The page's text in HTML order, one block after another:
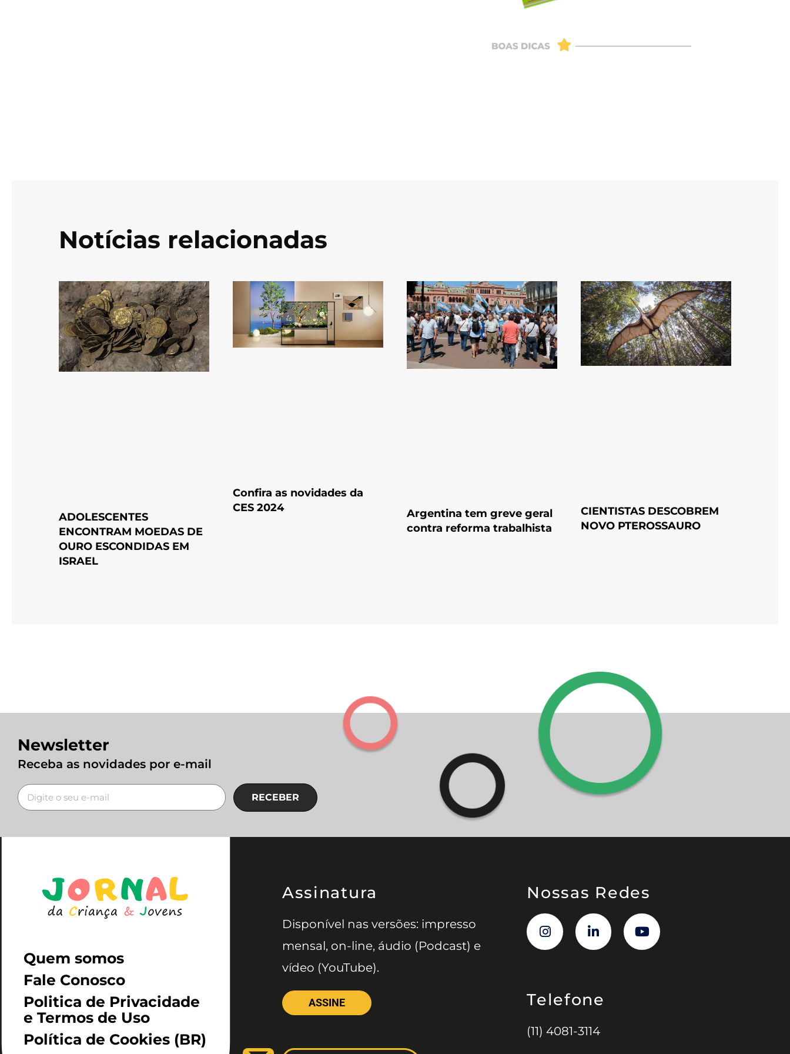
Notícias relacionadas
ADOLESCENTES
ENCONTRAM MOEDAS DE
OURO ESCONDIDAS EM
ISRAEL
Confira as novidades da
CES 2024
Argentina tem greve geral
contra reforma trabalhista
CIENTISTAS DESCOBREM
NOVO PTEROSSAURO
Newsletter
Receba as novidades por e-mail
RECEBER
Quem somos
Fale Conosco
Politica de Privacidade
e Termos de Uso
Política de Cookies (BR)
Assinatura
Disponível nas versões: impresso
mensal, on-line, áudio (Podcast) e
vídeo (YouTube).
ASSINE
Nossas Redes
Telefone
(11) 4081-3114